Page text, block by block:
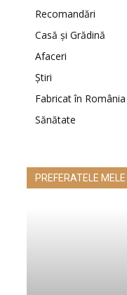
Recomandări
Casă şi Grădină
Afaceri
Ştiri
Fabricat în România
Sănătate
PREFERATELE MELE